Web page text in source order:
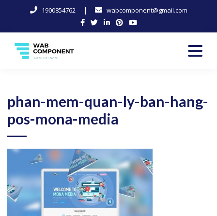
1900854762 | wabcomponent@gmail.com
content
phan-mem-quan-ly-ban-hang-
pos-mona-media